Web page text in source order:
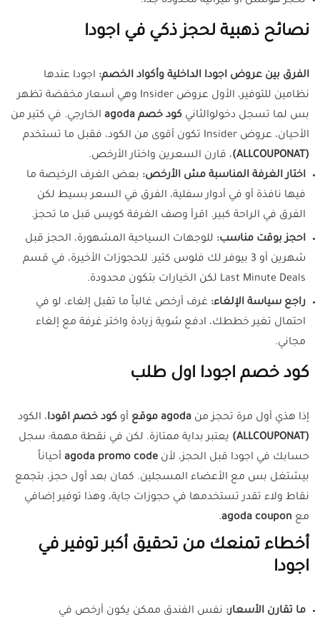
نصائح ذهبية لحجز ذكي في اجودا
الفرق بين عروض اجودا الداخلية وأكواد الخصم: اجودا عندها
نظامين للتوفير، الأول عروض Insider وهي أسعار مخفضة تظهر
بس لما تسجل دخولوالثاني كود خصم agoda
الخارجي. في كتير من
الأحيان، عروض Insider تكون أقوى من الكود، فقبل ما تستخدم
(ALLCOUPONAT)
، قارن السعرين واختار الأرخص.
اختار الغرفة المناسبة مش الأرخص: بعض الغرف الرخيصة ما
فيها نافذة أو في أدوار سفلية، الفرق في السعر بسيط لكن
الفرق في الراحة كبير. اقرأ وصف الغرفة كويس قبل ما تحجز.
احجز بوقت مناسب: للوجهات السياحية المشهورة، الحجز قبل
شهرين أو 3 بيوفر لك فلوس كتير. للحجوزات الأخيرة، في قسم
Last Minute Deals لكن الخيارات بتكون محدودة.
راجع سياسة الإلغاء: غرف أرخص غالباً ما تقبل إلغاء، لو في
احتمال تغير خططك، ادفع شوية زيادة واختر غرفة مع إلغاء
مجاني.
كود خصم اجودا اول طلب
إذا هذي أول مرة تحجز من agoda موقع أو كود خصم اقودا، الكود
(ALLCOUPONAT)
يعتبر بداية ممتازة. لكن في نقطة مهمة: سجل
حسابك في اجودا قبل الحجز، لأن agoda promo code أحياناً
بيشتغل بس مع الأعضاء المسجلين. كمان بعد أول حجز، بتجمع
نقاط ولاء تقدر تستخدمها في حجوزات جاية، وهذا توفير إضافي
مع agoda coupon
.
أخطاء تمنعك من تحقيق أكبر توفير في
اجودا
ما تقارن الأسعار: نفس الفندق ممكن يكون أرخص في